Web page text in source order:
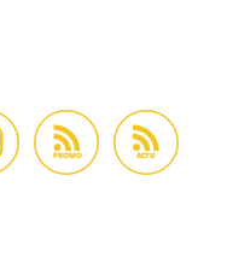
PROMO ACTU